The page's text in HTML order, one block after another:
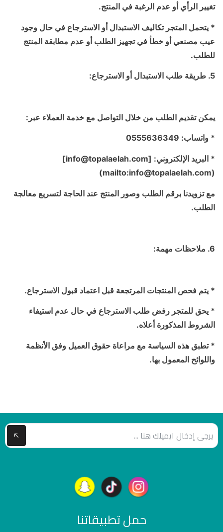
تغيير الرأي أو عدم الرغبة في المنتج.
* يتحمل المتجر تكاليف الاستبدال أو الاسترجاع في حال وجود
عيب مصنعي أو خطأ في تجهيز الطلب أو عدم مطابقة المنتج
للطلب.
5. طريقة طلب الاستبدال أو الاسترجاع:
يمكن تقديم الطلب من خلال التواصل مع خدمة العملاء عبر:
* واتساب: 0555636349
* البريد الإلكتروني: [info@topalaelah.com]
(mailto:info@topalaelah.com)
مع تزويدنا برقم الطلب وصور المنتج عند الحاجة لتسريع معالجة
الطلب.
6. ملاحظات مهمة:
* يتم فحص المنتجات المرتجعة قبل اعتماد قبول الاسترجاع.
* يحق للمتجر رفض طلب الاسترجاع في حال عدم استيفاء
الشروط المذكورة أعلاه.
* تطبق هذه السياسة مع مراعاة حقوق العميل وفق الأنظمة
واللوائح المعمول بها.
حمل تطبيقاتنا